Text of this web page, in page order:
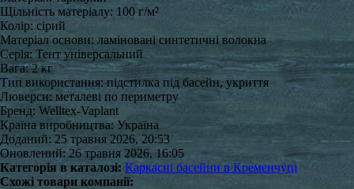
Щільність матеріалу: 100 г/м²
Колір: сірий
Матеріал основи: ламіновані синтетичні волокна
Серія: Тент універсальний
Вага: 2 кг
Тип використання: підстилка під басейн, укриття
Люверси: металеві по периметру
Бренд: Welltex-Vaplant
Країна виробництва: Україна
Доданий: 25 травня 2026, 20:53
Оновлений: 26 травня 2026, 16:05
Категорія в каталозі: Каркасні басейни в Кременчуці
Схожі товари компанії: